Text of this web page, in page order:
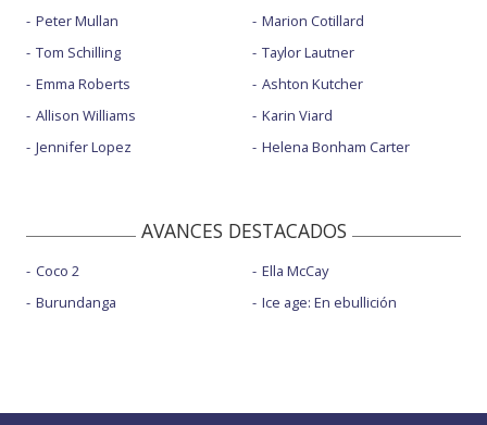
Peter Mullan
Tom Schilling
Emma Roberts
Allison Williams
Jennifer Lopez
Marion Cotillard
Taylor Lautner
Ashton Kutcher
Karin Viard
Helena Bonham Carter
AVANCES DESTACADOS
Coco 2
Burundanga
Ella McCay
Ice age: En ebullición